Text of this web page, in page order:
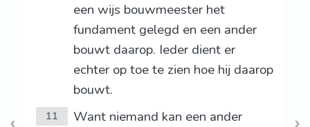
een wijs bouwmeester het
fundament gelegd en een ander
bouwt daarop. Ieder dient er
echter op toe te zien hoe hij daarop
bouwt.
11
Want niemand kan een ander